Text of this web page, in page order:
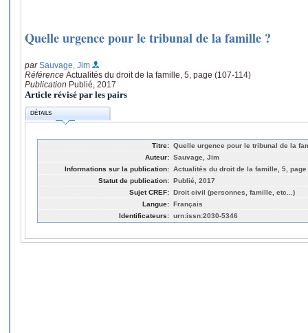
Quelle urgence pour le tribunal de la famille ?
parSauvage, Jim
Référence Actualités du droit de la famille, 5, page (107-114)
Publication Publié, 2017
Article révisé par les pairs
DÉTAILS
Titre: Quelle urgence pour le tribunal de la
Auteur: Sauvage, Jim
Informations sur la publication: Actualités du droit de la famille, 5, page
Statut de publication: Publié, 2017
Sujet CREF: Droit civil (personnes, famille, etc...)
Langue: Français
Identificateurs: urn:issn:2030-5346